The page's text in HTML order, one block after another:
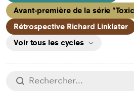
Avant-première de la série
Rétrospective Richard Linklater
Voir tous les cycles
Rétrospective Wim Wenders
Rechercher